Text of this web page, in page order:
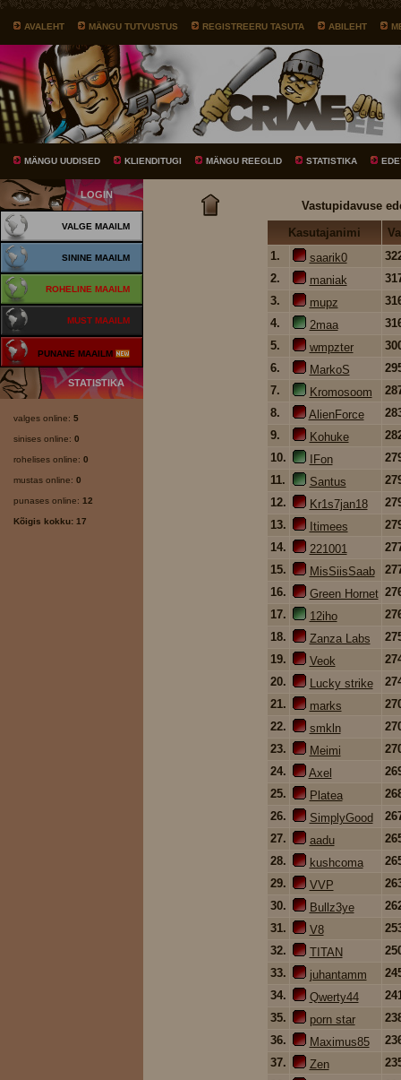
AVALEHT MÄNGU TUTVUSTUS REGISTREERU TASUTA ABILEHT
MÄNGU UUDISED KLIENDITUGI MÄNGU REEGLID STATISTIKA
LOGIN
VALGE MAAILM
SININE MAAILM
ROHELINE MAAILM
MUST MAAILM
PUNANE MAAILM
STATISTIKA
valges online: 5
sinises online: 0
rohelises online: 0
mustas online: 0
punases online: 12
Kõigis kokku: 17
Vastupidavuse
Kasutajanimi
1.
saarik0
2.
maniak
3.
mupz
4.
2maa
5.
wmpzter
6.
MarkoS
7.
Kromosoom
8.
AlienForce
9.
Kohuke
10.
IFon
11.
Santus
12.
Kr1s7jan18
13.
Itimees
14.
221001
15.
MisSiisSaab
16.
Green Hornet
17.
12iho
18.
Zanza Labs
19.
Veok
20.
Lucky strike
21.
marks
22.
smkln
23.
Meimi
24.
Axel
25.
Platea
26.
SimplyGood
27.
aadu
28.
kushcoma
29.
VVP
30.
Bullz3ye
31.
V8
32.
TITAN
33.
juhantamm
34.
Qwerty44
35.
porn star
36.
Maximus85
37.
Zen